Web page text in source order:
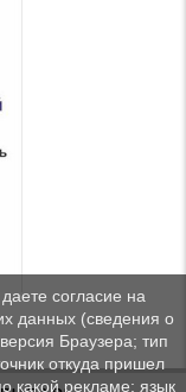
согласие на
данных (сведения о
Браузера; тип
откуда пришел
какой рекламе; язык